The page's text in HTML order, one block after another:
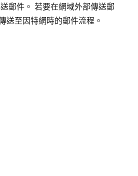
郵件。 若要在網域外部傳送郵
送至因特網時的郵件流程。